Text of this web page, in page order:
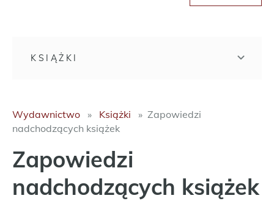
KSIĄŻKI
Wydawnictwo Książki
Zapowiedzi
nadchodzących książek
Zapowiedzi
nadchodzących książek